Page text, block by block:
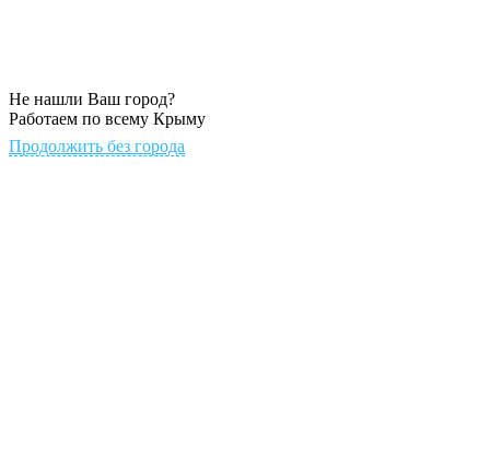
Не нашли Ваш город?
Работаем по всему Крыму
Продолжить без города